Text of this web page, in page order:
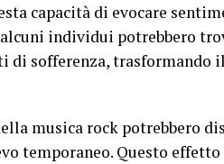
capacità di evocare
individui potrebbero
di sofferenza, trasformando
musica rock potrebbero
temporaneo. Questo effetto